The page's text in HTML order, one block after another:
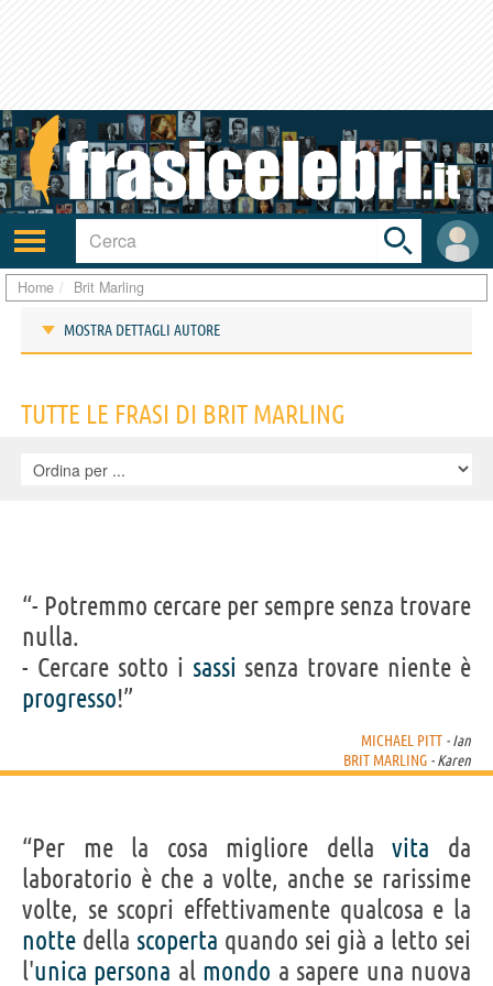
Attiva/disattiva
navigazione
User
area
Toggle
search
bar
Home Brit Marling
MOSTRA DETTAGLI AUTORE
IDENTIKIT E DATI ANAGRAFICI
Nome
Cognome
Pseudonimo Brit Marling
Nato 7 agosto 1983
Sesso femminile
Nazionalità statunitense
I Origins
TUTTE LE FRASI DI BRIT MARLING
“- Potremmo cercare per sempre senza trovare
nulla.
- Cercare sotto i sassi senza trovare niente è
progresso!”
MICHAEL PITT - Ian
BRIT MARLING - Karen
“Per me la cosa migliore dellavita da
laboratorio è che a volte, anche se rarissime
volte, se scopri effettivamente qualcosa e la
notte della scoperta quando sei già a letto sei
l'unica persona al mondo a sapere una nuova